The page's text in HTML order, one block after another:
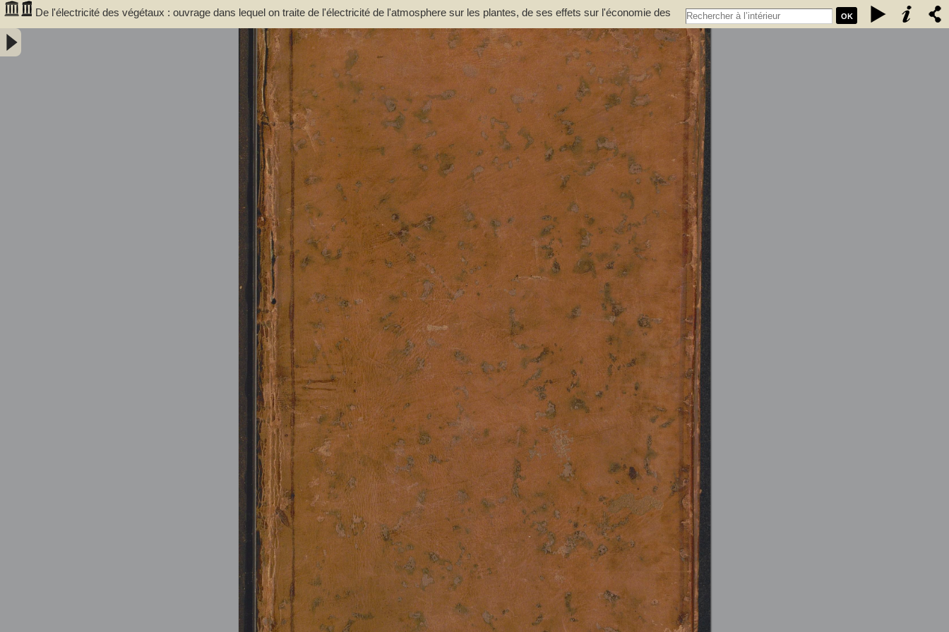
OK
De l'électricité des végétaux : ouvrage dans lequel on traite de l'électricité de l'atmosphere sur les plantes, de ses effets sur l'économie des
végétaux, de leurs vertus médico & nutritivo-électriques, & principalement des moyens de pratique de l'appliquer utilement à l'agriculture,
avec l'invention d'un électro-végétometre . Avec figures en taille-douce. Par M. l'Abbé Bertholon, de S. Lazare, professeur de physique expérimentale des états généraux de la province de Languedoc ... -